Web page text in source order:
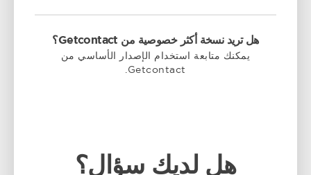
هل تريد نسخة أكثر خصوصية من Getcontact؟
يمكنك متابعة استخدام الإصدار الأساسي من
Getcontact.
هل لديك سؤال؟